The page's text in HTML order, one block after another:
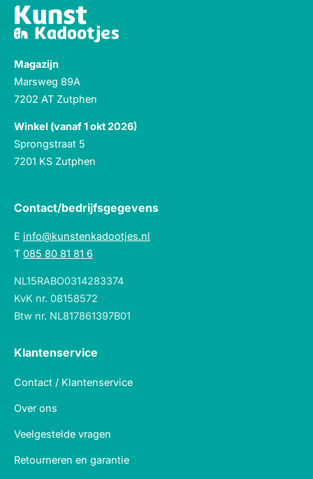
Magazijn
Marsweg 89A
7202 AT Zutphen
Winkel (vanaf 1 okt 2026)
Sprongstraat 5
7201 KS Zutphen
Contact/bedrijfsgegevens
E info@kunstenkadootjes.nl
T 085 80 81 81 6
NL15RABO0314283374
KvK nr. 08158572
Btw nr. NL817861397B01
Klantenservice
Contact / Klantenservice
Over ons
Veelgestelde vragen
Retourneren en garantie